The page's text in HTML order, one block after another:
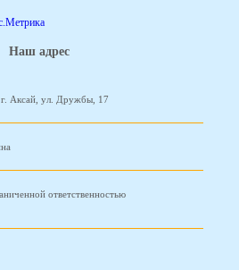
Наш адрес
г. Аксай, ул. Дружбы, 17
ответственностью